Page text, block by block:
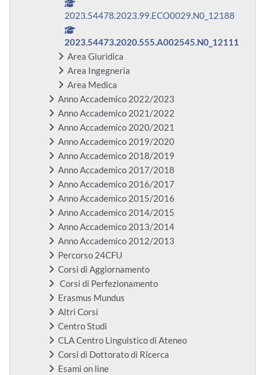
2023.54478.2023.99.ECO0029.N0_12188
2023.54473.2020.555.A002545.N0_12111
Area Giuridica
Area Ingegneria
Area Medica
Anno Accademico 2022/2023
Anno Accademico 2021/2022
Anno Accademico 2020/2021
Anno Accademico 2019/2020
Anno Accademico 2018/2019
Anno Accademico 2017/2018
Anno Accademico 2016/2017
Anno Accademico 2015/2016
Anno Accademico 2014/2015
Anno Accademico 2013/2014
Anno Accademico 2012/2013
Percorso 24CFU
Corsi di Aggiornamento
Corsi di Perfezionamento
Erasmus Mundus
Altri Corsi
Centro Studi
CLA Centro Linguistico di Ateneo
Corsi di Dottorato di Ricerca
Esami on line